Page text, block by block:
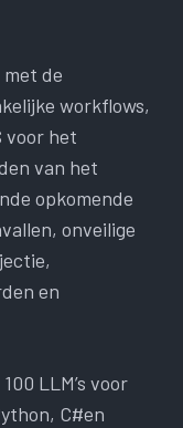
met de
workflows,
voor het
van het
opkomende
onveilige
en
LLM’s voor
C#en